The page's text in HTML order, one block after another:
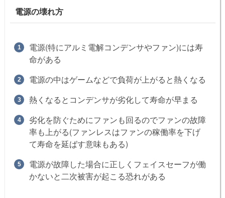
電源の壊れ方
電源(特にアルミ電解コンデンサやファン)には寿
命がある
電源の中はゲームなどで負荷が上がると熱くなる
熱くなるとコンデンサが劣化して寿命が早まる
劣化を防ぐためにファンも回るのでファンの故障
率も上がる(ファンレスはファンの稼働率を下げ
て寿命を延ばす意味もある)
電源が故障した場合に正しくフェイスセーフが働
かないと二次被害が起こる恐れがある